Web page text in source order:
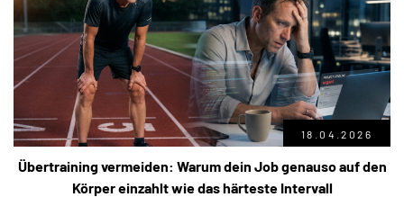
18.04.2026
Übertraining vermeiden: Warum dein Job genauso auf den
Körper einzahlt wie das härteste Intervall